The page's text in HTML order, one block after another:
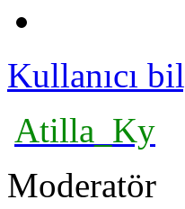
Kullanıcı
Atilla_Ky
Moderatör